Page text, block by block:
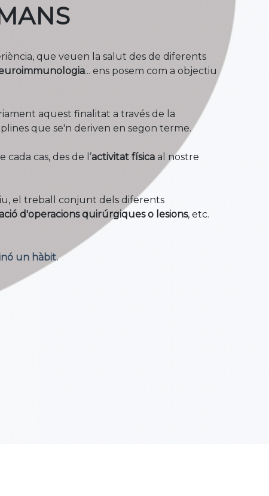
que veuen la salut des de diferents
... ens posem com a objectiu
aquest finalitat a través de la
que se'n deriven en segon terme.
cas, des de l’activitat física al nostre
el treball conjunt dels diferents
d'operacions quirúrgiques o lesions, etc.
un hàbit.